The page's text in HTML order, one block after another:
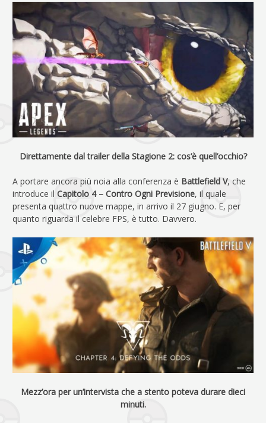
Direttamente dal trailer della Stagione 2: cos’è quell’occhio?
A portare ancora più noia alla conferenza è Battlefield V, che
introduce il Capitolo 4 – Contro Ogni Previsione, il quale
presenta quattro nuove mappe, in arrivo il 27 giugno. E, per
quanto riguarda il celebre FPS, è tutto. Davvero.
Mezz’ora per un’intervista che a stento poteva durare dieci
minuti.